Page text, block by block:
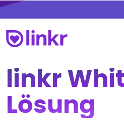
Für Influencer
linkr
Lösung